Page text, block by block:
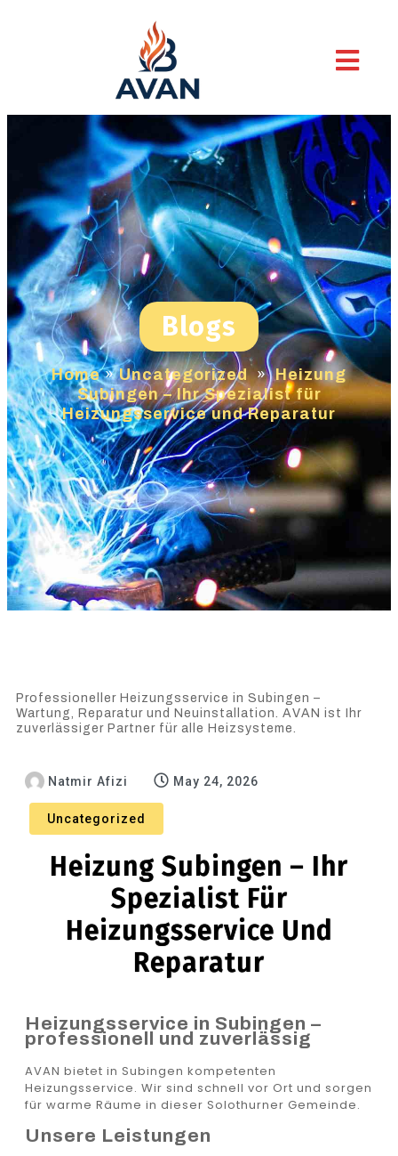
Blogs
Home»Uncategorized » Heizung
Subingen – Ihr Spezialist für
Heizungsservice und Reparatur
Professioneller Heizungsservice in Subingen –
Wartung, Reparatur und Neuinstallation. AVAN ist Ihr
zuverlässiger Partner für alle Heizsysteme.
Natmir Afizi May 24, 2026
Uncategorized
Heizung Subingen – Ihr
Spezialist Für
Heizungsservice Und
Reparatur
Heizungsservice in Subingen –
professionell und zuverlässig
AVAN bietet in Subingen kompetenten
Heizungsservice. Wir sind schnell vor Ort und sorgen
für warme Räume in dieser Solothurner Gemeinde.
Unsere Leistungen